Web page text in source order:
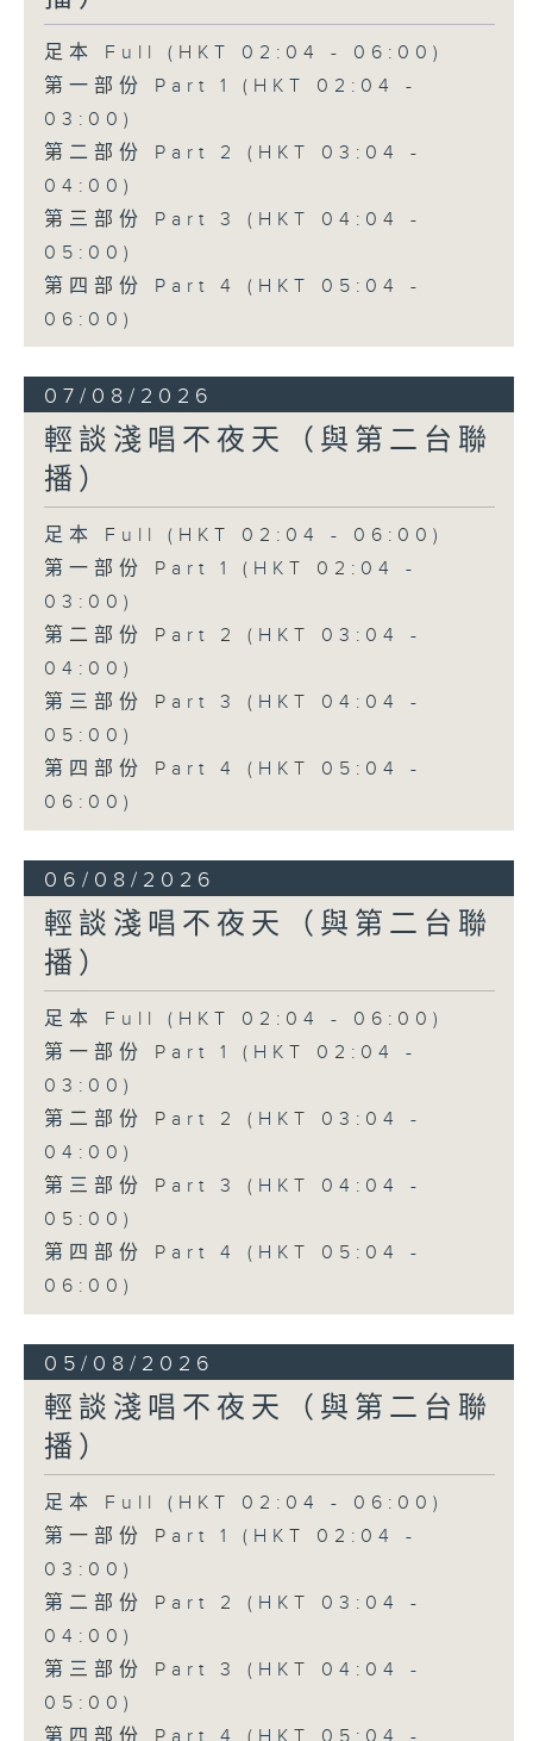
足本 Full (HKT 02:04 - 06:00)
第一部份 Part 1 (HKT 02:04 -
03:00)
第二部份 Part 2 (HKT 03:04 -
04:00)
第三部份 Part 3 (HKT 04:04 -
05:00)
第四部份 Part 4 (HKT 05:04 -
06:00)
07/08/2026
輕談淺唱不夜天（與第二台聯
播）
足本 Full (HKT 02:04 - 06:00)
第一部份 Part 1 (HKT 02:04 -
03:00)
第二部份 Part 2 (HKT 03:04 -
04:00)
第三部份 Part 3 (HKT 04:04 -
05:00)
第四部份 Part 4 (HKT 05:04 -
06:00)
06/08/2026
輕談淺唱不夜天（與第二台聯
播）
足本 Full (HKT 02:04 - 06:00)
第一部份 Part 1 (HKT 02:04 -
03:00)
第二部份 Part 2 (HKT 03:04 -
04:00)
第三部份 Part 3 (HKT 04:04 -
05:00)
第四部份 Part 4 (HKT 05:04 -
06:00)
05/08/2026
輕談淺唱不夜天（與第二台聯
播）
足本 Full (HKT 02:04 - 06:00)
第一部份 Part 1 (HKT 02:04 -
03:00)
第二部份 Part 2 (HKT 03:04 -
04:00)
第三部份 Part 3 (HKT 04:04 -
05:00)